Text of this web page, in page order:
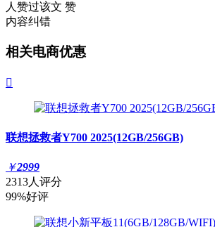
人赞过该文 赞
内容纠错
相关电商优惠

联想拯救者Y700 2025(12GB/256GB)
￥2999
2313人评分
99%好评